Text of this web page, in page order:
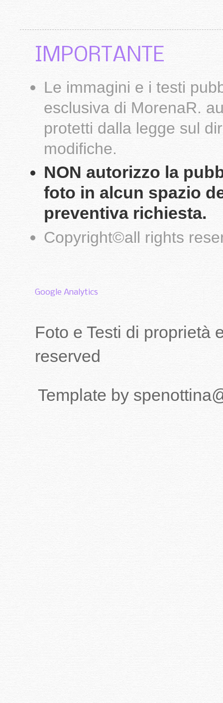
IMPORTANTE
Le immagini e i testi
esclusiva di MorenaR.
protetti dalla legge sul
modifiche.
NON autorizzo la
foto in alcun spazio
preventiva richiesta.
Copyright©all rights
Google Analytics
Foto e Testi di proprietà
reserved
Template by